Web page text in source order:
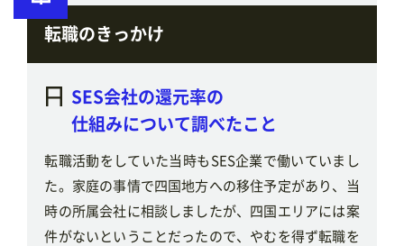
転職のきっかけ
SES会社の還元率の
仕組みについて調べたこと
転職活動をしていた当時もSES企業で働いていまし
た。家庭の事情で四国地方への移住予定があり、当
時の所属会社に相談しましたが、四国エリアには案
件がないということだったので、やむを得ず転職を